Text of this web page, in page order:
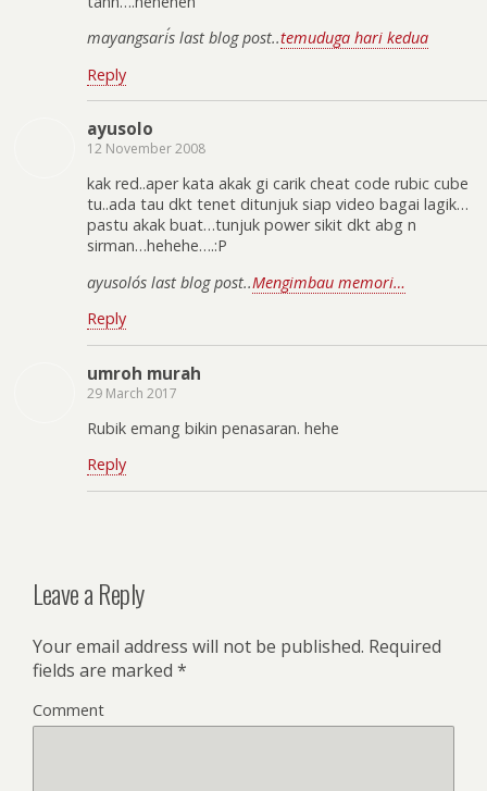
mayangsari´s last blog post..temuduga hari kedua
Reply
ayusolo
12 November 2008
kak red..aper kata akak gi carik cheat code rubic cube
tu..ada tau dkt tenet ditunjuk siap video bagai lagik…
pastu akak buat…tunjuk power sikit dkt abg n
sirman…hehehe….:P
ayusolo´s last blog post..Mengimbau memori…
Reply
umroh murah
29 March 2017
Rubik emang bikin penasaran. hehe
Reply
Leave a Reply
Your email address will not be published. Required
fields are marked *
Comment